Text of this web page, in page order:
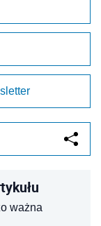
ważna